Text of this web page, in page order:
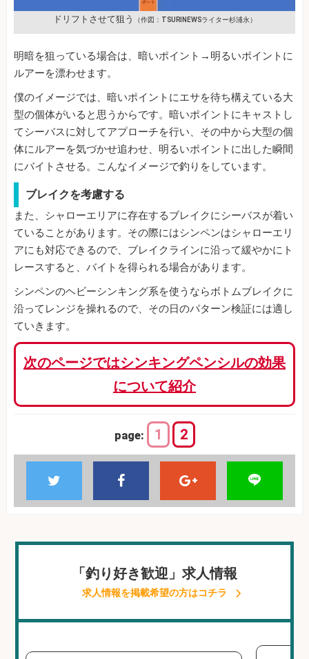
ドリフトさせて狙う （作図：TSURINEWSライター杉浦永）
明暗を狙っている場合は、暗いポイント→明るいポイントに
ルアーを漂わせます。
僕のイメージでは、暗いポイントにエサを待ち構えている大
型の個体がいると思うからです。暗いポイントにキャストし
てシーバスに対してアプローチを行い、その中から大型の個
体にルアーを気づかせ追わせ、明るいポイントに出した瞬間
にバイトさせる。こんなイメージで釣りをしています。
ブレイクを考慮する
また、シャローエリアに存在するブレイクにシーバスが着い
ていることがあります。その際にはシンペンはシャローエリ
アにも対応できるので、ブレイクラインに沿って緩やかにト
レースすると、バイトを得られる場合があります。
シンペンのヘビーシンキング系を使うならボトムブレイクに
沿ってレンジを操れるので、その日のパターン検証には適し
ていきます。
次のページではシンキングペンシルの効果
について紹介
page: 1 2
「釣り好き歓迎」求人情報
求人情報を掲載希望の方はコチラ